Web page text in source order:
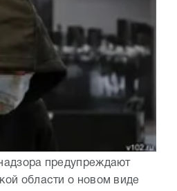
предупреждают
области о новом виде